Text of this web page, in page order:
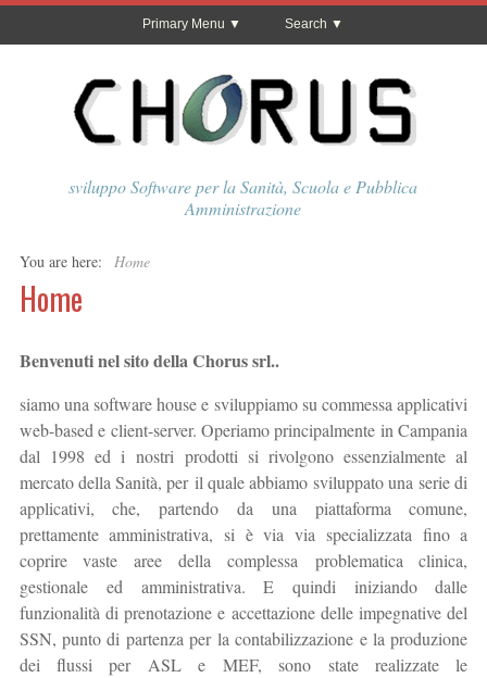
Primary Menu Search
sviluppo Software per la Sanità, Scuola e Pubblica
Amministrazione
You are here: Home
Home
Benvenuti nel sito della Chorus srl..
siamo una software house e sviluppiamo su commessa applicativi
web-based e client-server. Operiamo principalmente in Campania
dal 1998 ed i nostri prodotti si rivolgono essenzialmente al
mercato della Sanità, per il quale abbiamo sviluppato una serie di
applicativi, che, partendo da una piattaforma comune,
prettamente amministrativa, si è via via specializzata fino a
coprire vaste aree della complessa problematica clinica,
gestionale ed amministrativa. E quindi iniziando dalle
funzionalità di prenotazione e accettazione delle impegnative del
SSN, punto di partenza per la contabilizzazione e la produzione
dei flussi per ASL e MEF, sono state realizzate le